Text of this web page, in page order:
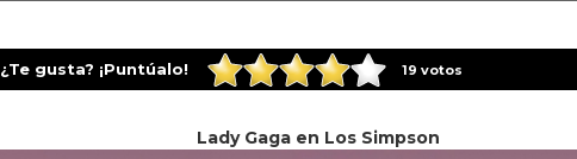
¿Te gusta? ¡Puntúalo! 19 votos
Lady Gaga en Los Simpson